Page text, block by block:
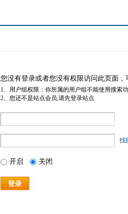
您没有登录或者您没有权限访问此页面
1、用户组权限：你所属的用户组不能使用搜索
2、您还不是站点会员,请先登录站点
找
开启 关闭
登录